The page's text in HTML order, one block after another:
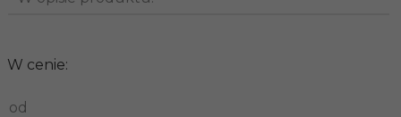
W cenie:
od